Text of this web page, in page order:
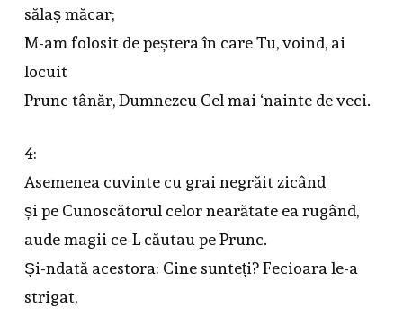
sălaș măcar;
M-am folosit de peștera în care Tu, voind, ai
locuit
Prunc tânăr, Dumnezeu Cel mai ‘nainte de veci.
4:
Asemenea cuvinte cu grai negrăit zicând
și pe Cunoscătorul celor nearătate ea rugând,
aude magii ce-L căutau pe Prunc.
Și-ndată acestora: Cine sunteți? Fecioara le-a
strigat,